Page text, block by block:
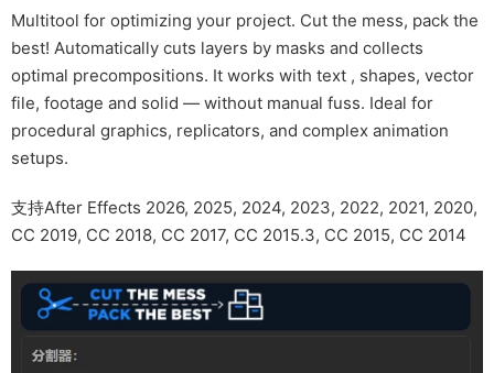
Multitool for optimizing your project. Cut the mess, pack the
best! Automatically cuts layers by masks and collects
optimal precompositions. It works with text , shapes, vector
file, footage and solid — without manual fuss. Ideal for
procedural graphics, replicators, and complex animation
setups.
支持After Effects 2026, 2025, 2024, 2023, 2022, 2021, 2020,
CC 2019, CC 2018, CC 2017, CC 2015.3, CC 2015, CC 2014